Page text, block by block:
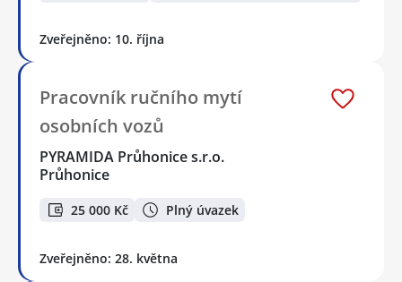
Zveřejněno: 10. října
Pracovník ručního mytí
osobních vozů
PYRAMIDA Průhonice s.r.o.
Průhonice
25 000 Kč Plný úvazek
Zveřejněno: 28. května